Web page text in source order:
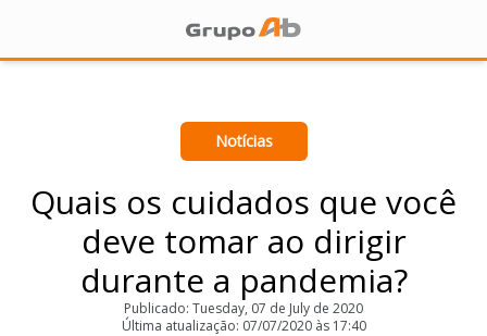
Notícias
Quais os cuidados que você
deve tomar ao dirigir
durante a pandemia?
Publicado: Tuesday, 07 de July de 2020
Última atualização: 07/07/2020 às 17:40